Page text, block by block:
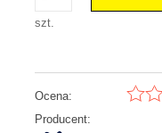
szt.
Ocena:
Producent: